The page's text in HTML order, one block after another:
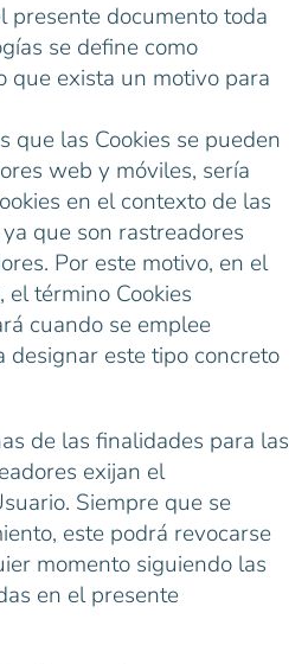
presente documento toda
se define como
que exista un motivo para
que las Cookies se pueden
web y móviles, sería
en el contexto de las
que son rastreadores
Por este motivo, en el
término Cookies
cuando se emplee
designar este tipo concreto
de las finalidades para las
exijan el
Siempre que se
este podrá revocarse
momento siguiendo las
en el presente